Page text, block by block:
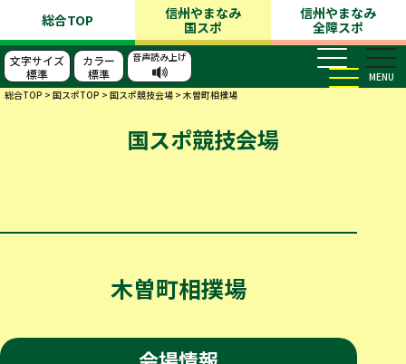
総合TOP
信州やまなみ
国スポ
信州やまなみ
全障スポ
文字サイズ
標準
カラー
標準
音声読み上げ
MENU
総合TOP > 国スポTOP > 国スポ競技会場 > 木曽町相撲場
国スポ競技会場
木曽町相撲場